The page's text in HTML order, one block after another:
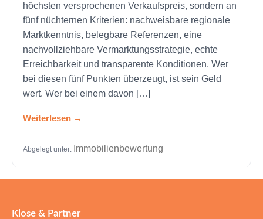
höchsten versprochenen Verkaufspreis, sondern an
fünf nüchternen Kriterien: nachweisbare regionale
Marktkenntnis, belegbare Referenzen, eine
nachvollziehbare Vermarktungsstrategie, echte
Erreichbarkeit und transparente Konditionen. Wer
bei diesen fünf Punkten überzeugt, ist sein Geld
wert. Wer bei einem davon […]
Weiterlesen
Abgelegt unter: Immobilienbewertung
Klose & Partner